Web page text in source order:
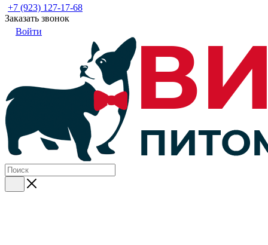
+7 (923) 127-17-68
Заказать звонок
Войти